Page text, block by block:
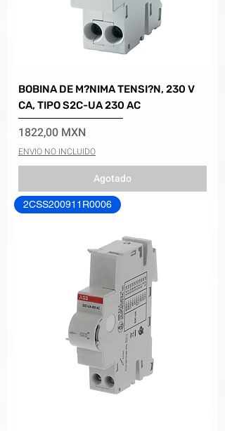
BOBINA DE M?NIMA TENSI?N, 230 V
CA, TIPO S2C-UA 230 AC
Precio
1822,00 MXN
ENVIO NO INCLUIDO
Agotado
2CSS200911R0006